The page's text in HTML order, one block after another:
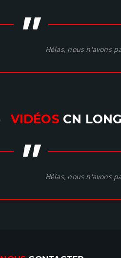
" Hélas, nous n'avons
VIDÉOS CN
" Hélas, nous n'avons